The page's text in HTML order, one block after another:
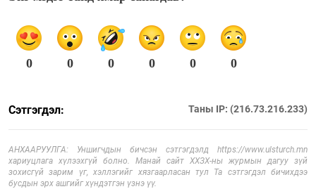
0 0 0 0 0 0
Сэтгэгдэл: Таны IP: (216.73.216.233)
АНХААРУУЛГА: Уншигчдын бичсэн сэтгэгдэлд https://www.ulsturch.mn
хариуцлага хүлээхгүй болно. Манай сайт ХХЗХ-ны журмын дагуу зүй
зохисгүй зарим үг, хэллэгийг хязгаарласан тул Та сэтгэгдэл бичихдээ
бусдын эрх ашгийг хүндэтгэн үзнэ үү.